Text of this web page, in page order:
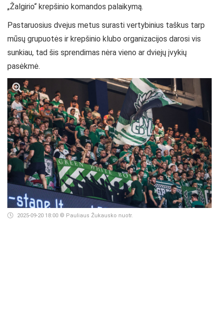
„Žalgirio“ krepšinio komandos palaikymą.
Pastaruosius dvejus metus surasti vertybinius taškus tarp
mūsų grupuotės ir krepšinio klubo organizacijos darosi vis
sunkiau, tad šis sprendimas nėra vieno ar dviejų įvykių
pasėkmė.
2025-09-20 18:00 © Pauliaus Žukausko nuotr.